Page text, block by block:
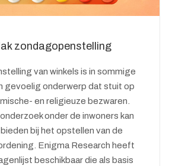
zondagopenstelling
van winkels is in sommige
gevoelig onderwerp dat stuit op
en religieuze bezwaren.
onder de inwoners kan
bij het opstellen van de
Enigma Research heeft
beschikbaar die als basis